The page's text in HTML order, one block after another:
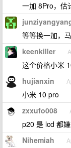
一加 8Pro，估
等等换一加，
keenkiller
这个价格小米
hujianxin
小米 10 pro
zxxufo008
p20 是 lcd 都
Nihemiah